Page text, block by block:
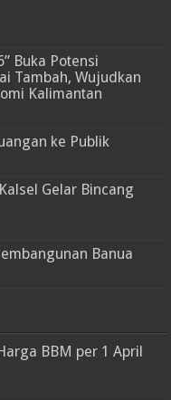
Buka Potensi
Tambah, Wujudkan
Kalimantan
ke Publik
Gelar Bincang
Banua
BBM per 1 April